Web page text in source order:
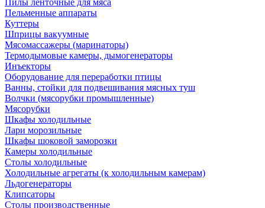
Пилы ленточные для мяса
Пельменные аппараты
Куттеры
Шприцы вакуумные
Мясомассажеры (маринаторы)
Термодымовые камеры, дымогенераторы
Инъекторы
Оборудование для переработки птицы
Ванны, стойки для подвешивания мясных туш
Волчки (мясорубки промышленные)
Мясорубки
Шкафы холодильные
Лари морозильные
Шкафы шоковой заморозки
Камеры холодильные
Столы холодильные
Холодильные агрегаты (к холодильным камерам)
Льдогенераторы
Клипсаторы
Столы производственные